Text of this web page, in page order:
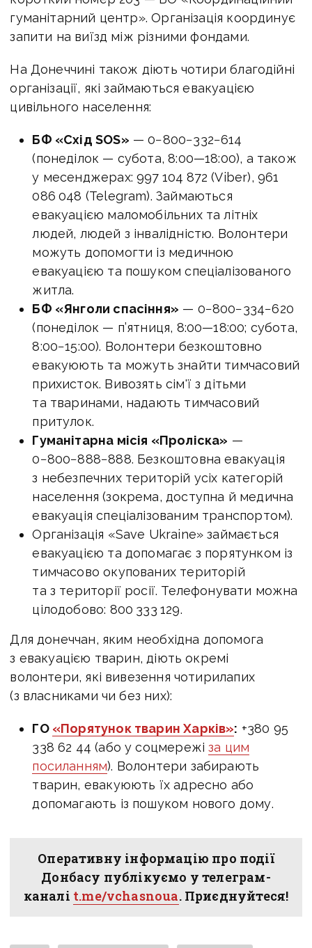
гуманітарний центр». Організація координує
запити на виїзд між різними фондами.
На Донеччині також діють чотири благодійні
організації, які займаються евакуацією
цивільного населення:
БФ «Схід SOS» — 0−800−332−614
(понеділок — субота,8:00—18:00), а також
у месенджерах: 997 104 872 (Viber), 961
086 048 (Telegram). Займаються
евакуацією маломобільних та літніх
людей, людей з інвалідністю. Волонтери
можуть допомогти із медичною
евакуацією та пошуком спеціалізованого
житла.
БФ «Янголи спасіння» — 0−800−334−620
(понеділок — п’ятниця, 8:00—18:00; субота,
8:00−15:00). Волонтери безкоштовно
евакуюють та можуть знайти тимчасовий
прихисток. Вивозять сім'ї з дітьми
та тваринами, надають тимчасовий
притулок.
Гуманітарна місія «Проліска» —
0−800−888−888. Безкоштовна евакуація
з небезпечних територій усіх категорій
населення (зокрема, доступна й медична
евакуація спеціалізованим транспортом).
Організація «Save Ukraine» займається
евакуацією та допомагає з порятунком із
тимчасово окупованих територій
та з території росії. Телефонувати можна
цілодобово: 800 333 129.
Для донеччан, яким необхідна допомога
з евакуацією тварин, діють окремі
волонтери, які вивезення чотирилапих
(з власниками чи без них):
ГО «Порятунок тварин Харків»: +380 95
338 62 44 (або у соцмережіза цим
посиланням). Волонтери забирають
тварин, евакуюють їх адресно або
допомагають із пошуком нового дому.
Оперативну інформацію про події
Донбасу публікуємо у телеграм-
каналі t.me/vchasnoua. Приєднуйтеся!